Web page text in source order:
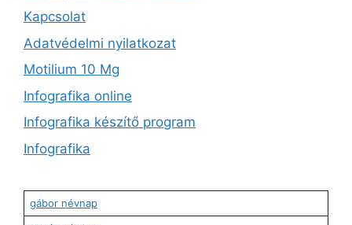
Kapcsolat
Adatvédelmi nyilatkozat
Motilium 10 Mg
Infografika online
Infografika készítő program
Infografika
gábor névnap